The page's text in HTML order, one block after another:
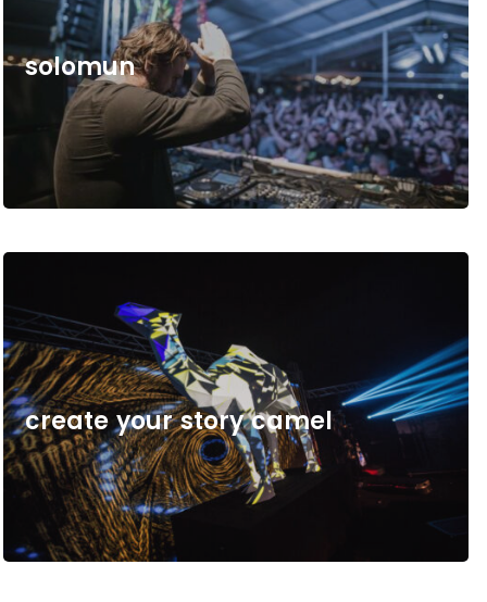
solomun
create your story camel